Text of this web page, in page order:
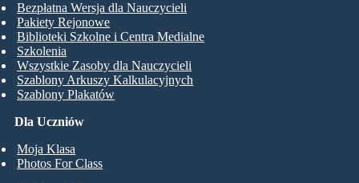
Dla Uczniów
Moja Klasa
Photos For Class
Bezpłatna Wersja dla Nauczycieli
Pakiety Rejonowe
Biblioteki Szkolne i Centra Medialne
Szkolenia
Wszystkie Zasoby dla Nauczycieli
Szablony Arkuszy Kalkulacyjnych
Szablony Plakatów